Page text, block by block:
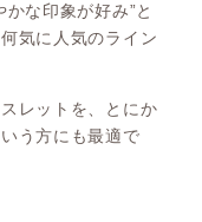
な印象が好み”と
気に人気のライン
レットを、とにか
う方にも最適で